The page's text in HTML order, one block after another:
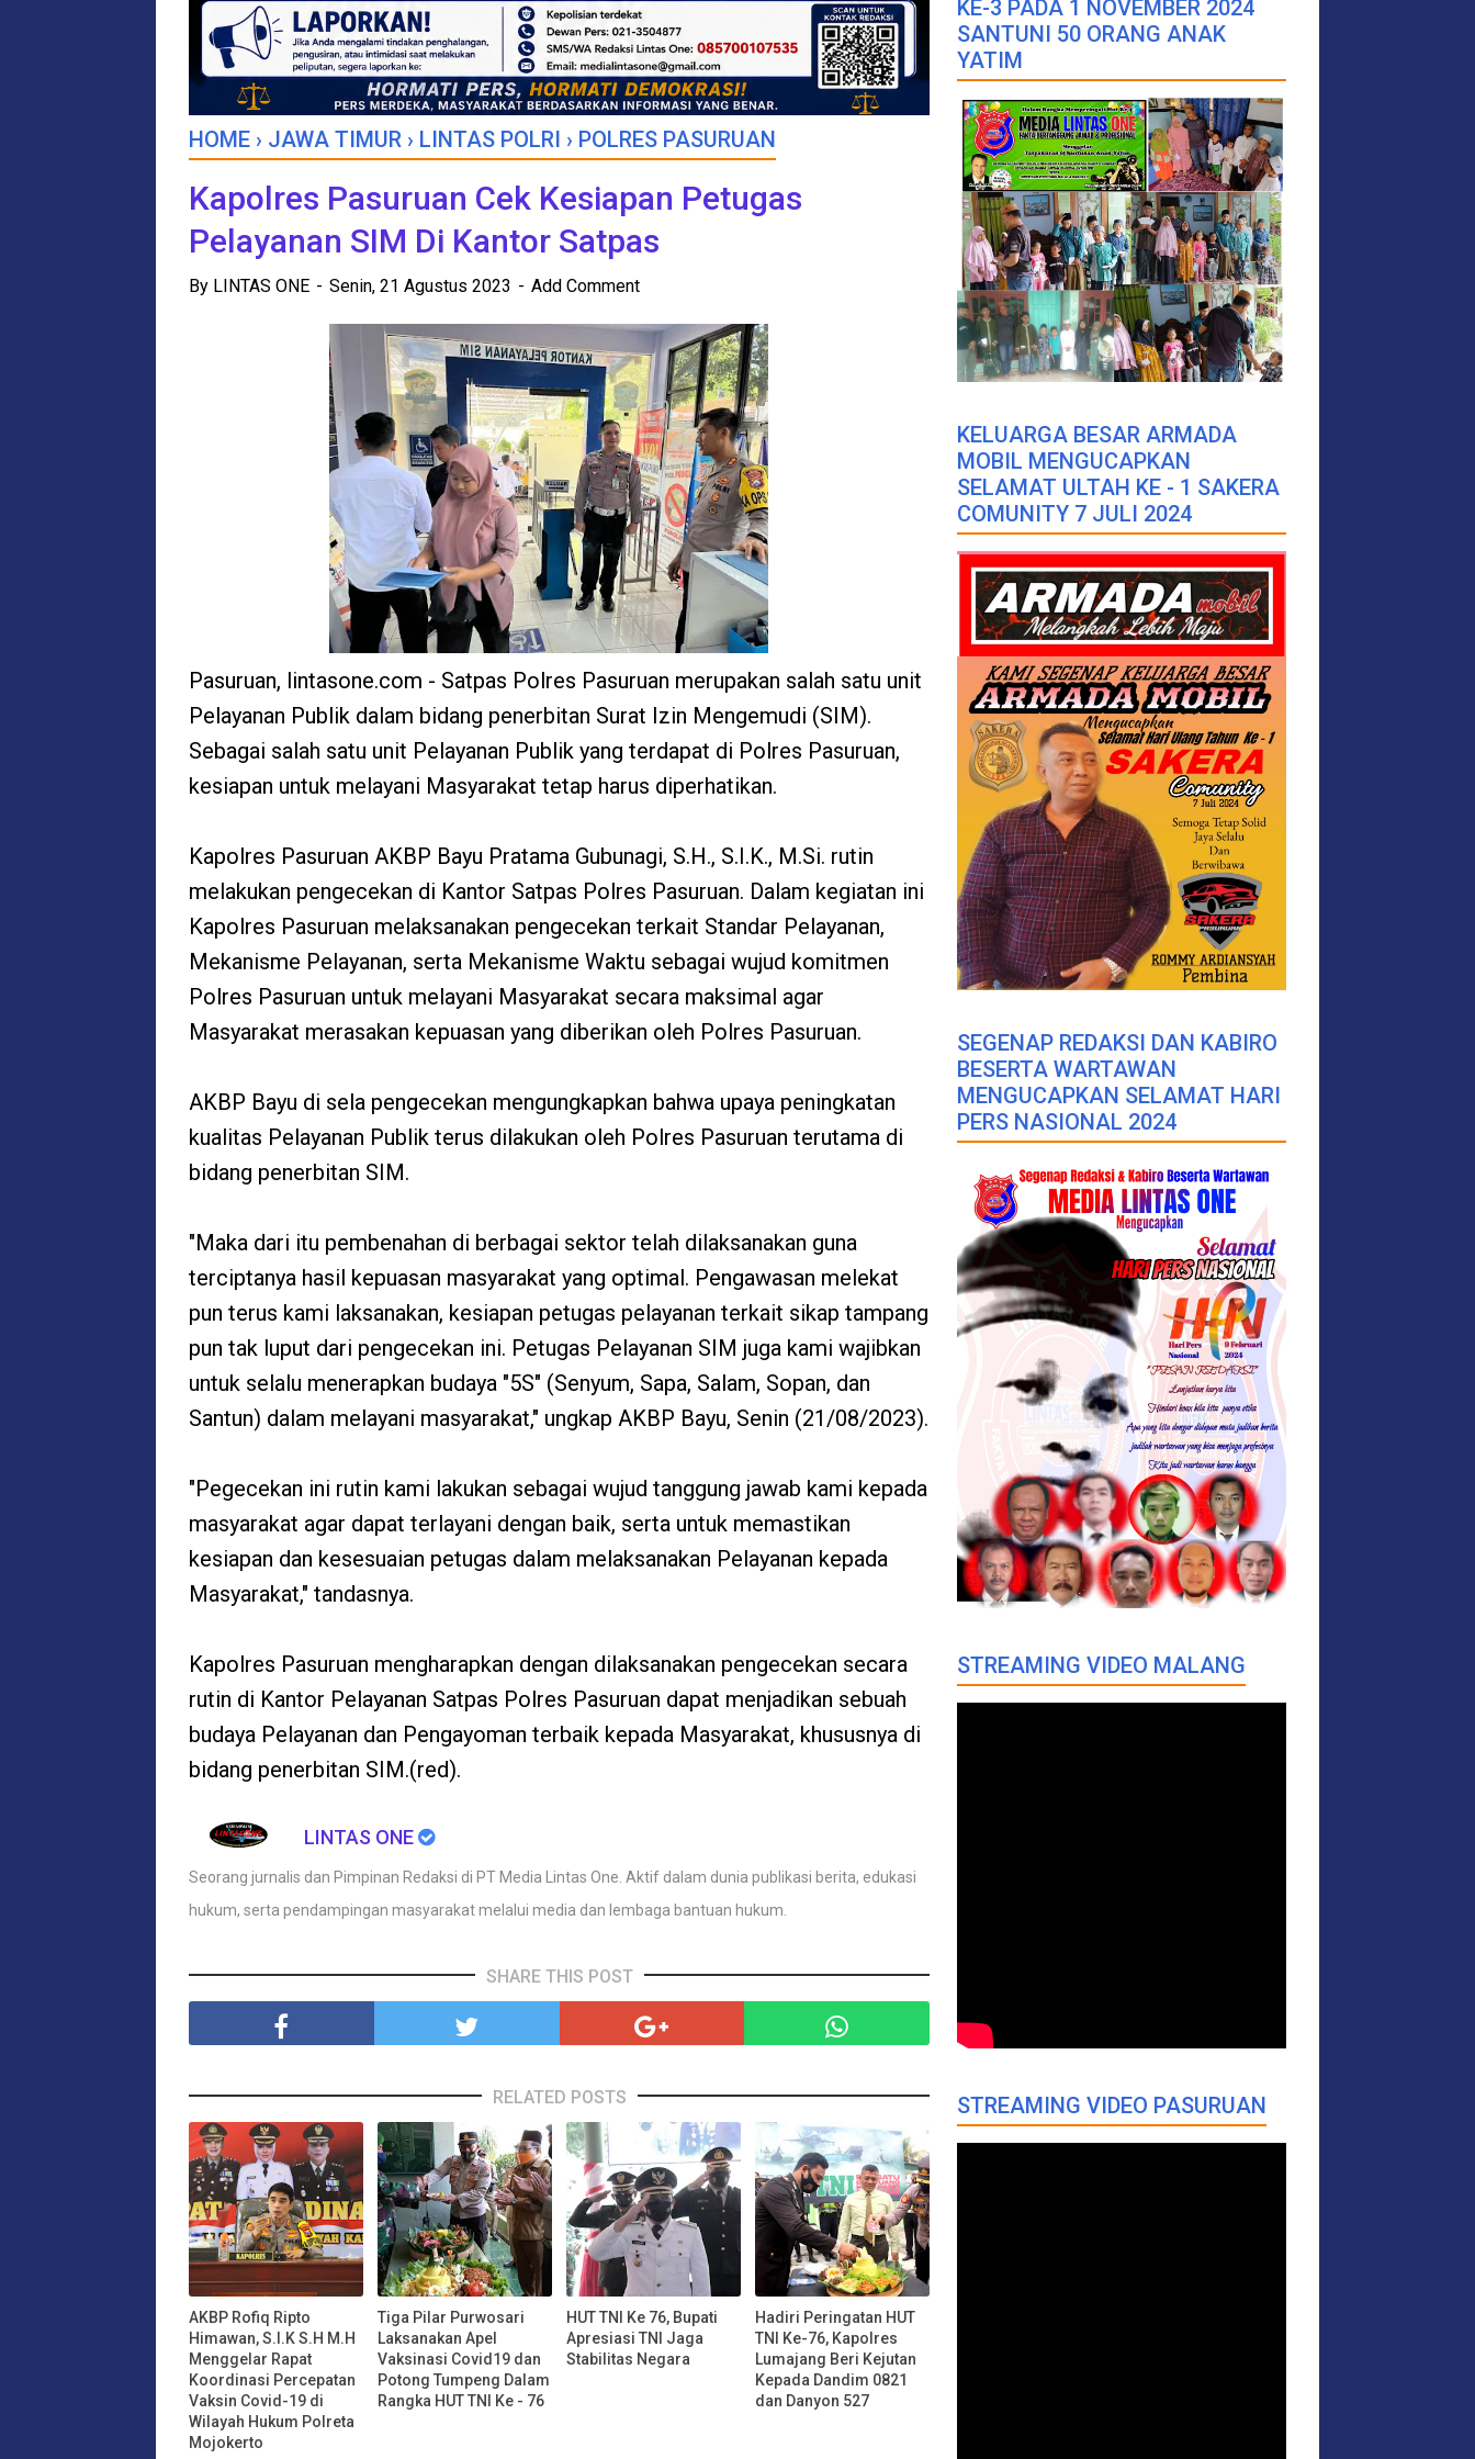
HOME › JAWA TIMUR › LINTAS POLRI › POLRES PASURUAN
Kapolres Pasuruan Cek Kesiapan Petugas
Pelayanan SIM Di Kantor Satpas
By LINTAS ONE Senin, 21 Agustus 2023 Add Comment
Pasuruan, lintasone.com - Satpas Polres Pasuruan merupakan salah satu unit
Pelayanan Publik dalam bidang penerbitan Surat Izin Mengemudi (SIM).
Sebagai salah satu unit Pelayanan Publik yang terdapat di Polres Pasuruan,
kesiapan untuk melayani Masyarakat tetap harus diperhatikan.
Kapolres Pasuruan AKBP Bayu Pratama Gubunagi, S.H., S.I.K., M.Si. rutin
melakukan pengecekan di Kantor Satpas Polres Pasuruan. Dalam kegiatan ini
Kapolres Pasuruan melaksanakan pengecekan terkait Standar Pelayanan,
Mekanisme Pelayanan, serta Mekanisme Waktu sebagai wujud komitmen
Polres Pasuruan untuk melayani Masyarakat secara maksimal agar
Masyarakat merasakan kepuasan yang diberikan oleh Polres Pasuruan.
AKBP Bayu di sela pengecekan mengungkapkan bahwa upaya peningkatan
kualitas Pelayanan Publik terus dilakukan oleh Polres Pasuruan terutama di
bidang penerbitan SIM.
"Maka dari itu pembenahan di berbagai sektor telah dilaksanakan guna
terciptanya hasil kepuasan masyarakat yang optimal. Pengawasan melekat
pun terus kami laksanakan, kesiapan petugas pelayanan terkait sikap tampang
pun tak luput dari pengecekan ini. Petugas Pelayanan SIM juga kami wajibkan
untuk selalu menerapkan budaya "5S" (Senyum, Sapa, Salam, Sopan, dan
Santun) dalam melayani masyarakat," ungkap AKBP Bayu, Senin (21/08/2023).
"Pegecekan ini rutin kami lakukan sebagai wujud tanggung jawab kami kepada
masyarakat agar dapat terlayani dengan baik, serta untuk memastikan
kesiapan dan kesesuaian petugas dalam melaksanakan Pelayanan kepada
Masyarakat," tandasnya.
Kapolres Pasuruan mengharapkan dengan dilaksanakan pengecekan secara
rutin di Kantor Pelayanan Satpas Polres Pasuruan dapat menjadikan sebuah
budaya Pelayanan dan Pengayoman terbaik kepada Masyarakat, khususnya di
bidang penerbitan SIM.(red).
LINTAS ONE
Seorang jurnalis dan Pimpinan Redaksi di PT Media Lintas One. Aktif dalam dunia publikasi berita, edukasi
hukum, serta pendampingan masyarakat melalui media dan lembaga bantuan hukum.
SHARE THIS POST
RELATED POSTS
AKBP Rofiq Ripto
Himawan, S.I.K S.H M.H
Menggelar Rapat
Koordinasi Percepatan
Vaksin Covid-19 di
Wilayah Hukum Polreta
Mojokerto
Tiga Pilar Purwosari
Laksanakan Apel
Vaksinasi Covid19 dan
Potong Tumpeng Dalam
Rangka HUT TNI Ke - 76
HUT TNI Ke 76, Bupati
Apresiasi TNI Jaga
Stabilitas Negara
Hadiri Peringatan HUT
TNI Ke-76, Kapolres
Lumajang Beri Kejutan
Kepada Dandim 0821
dan Danyon 527
KE-3 PADA 1 NOVEMBER 2024
SANTUNI 50 ORANG ANAK
YATIM
KELUARGA BESAR ARMADA
MOBIL MENGUCAPKAN
SELAMAT ULTAH KE - 1 SAKERA
COMUNITY 7 JULI 2024
SEGENAP REDAKSI DAN KABIRO
BESERTA WARTAWAN
MENGUCAPKAN SELAMAT HARI
PERS NASIONAL 2024
STREAMING VIDEO MALANG
STREAMING VIDEO PASURUAN